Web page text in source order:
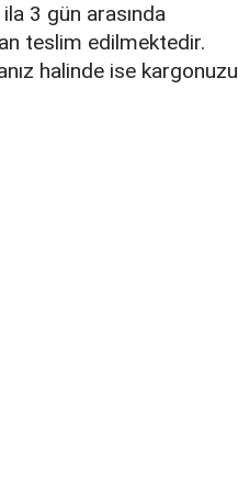
3 gün arasında
teslim edilmektedir.
halinde ise kargonuzu